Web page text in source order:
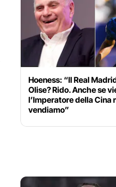
Hoeness: “Il Real
Olise? Rido. Anche se
l’Imperatore della Cina
vendiamo”